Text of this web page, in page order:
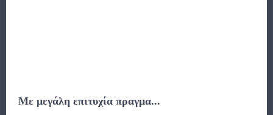
Με μεγάλη επιτυχία πραγμα...